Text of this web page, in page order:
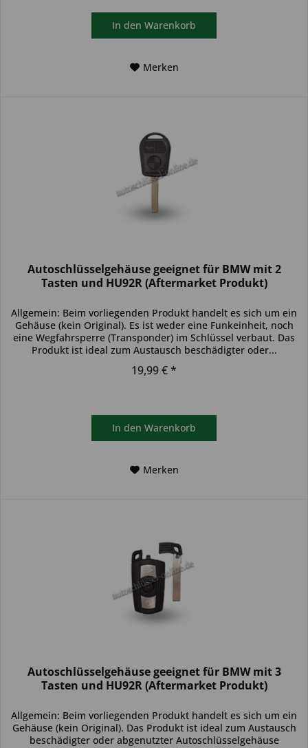
In den Warenkorb
Merken
Autoschlüsselgehäuse geeignet für BMW mit 2
Tasten und HU92R (Aftermarket Produkt)
Allgemein: Beim vorliegenden Produkt handelt es sich um ein
Gehäuse (kein Original). Es ist weder eine Funkeinheit, noch
eine Wegfahrsperre (Transponder) im Schlüssel verbaut. Das
Produkt ist ideal zum Austausch beschädigter oder...
19,99 € *
In den Warenkorb
Merken
Autoschlüsselgehäuse geeignet für BMW mit 3
Tasten und HU92R (Aftermarket Produkt)
Allgemein: Beim vorliegenden Produkt handelt es sich um ein
Gehäuse (kein Original). Das Produkt ist ideal zum Austausch
beschädigter oder abgenutzter Autoschlüsselgehäuse